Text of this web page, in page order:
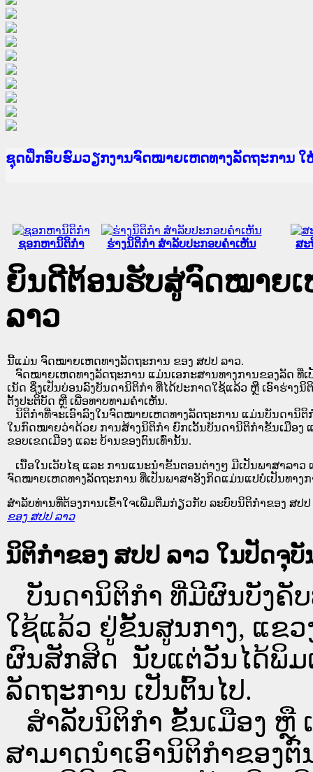
Ministry of Justice Lao PDR
ເຜີຍແຜ່ວັບໄຊຈົດໝາຍເຫດທາງລັດຖະການ ແລະ ແອັ
ກະຊວງຍຸຕິທຳ
ຊຸດຝຶກອົບຮົມວຽກງານຈົດໝາຍເຫດທາງລັດຖະການ
ກອງປະຊຸມທົບທວນຄືນການຈັດຕັ້ງປະຕິບັດວຽກງານຈົ
ຝຶກອົບຮົມ ຜູ່ປະສານງານວຽກງານຈົດໝາຍເຫດທາງລັ
ຝຶກອົບຮົມ ຜູ່ປະສານງານວຽກງານຈົດໝາຍເຫດທາງລັ
ເຜີຍແຜ່ແອັບກົດໝາຍລາວ ແລະ ເວັບໄຊຈົດໝາຍເຫດ
ເຜີຍແຜ່ແອັບກົດໝາຍລາວ ແລະ ເວັບໄຊຈົດໝາຍເຫດ
ຍົກລະດັບວຽກງານຈົດໝາຍເຫດທາງລັດຖະການໃຫ້ຜູ້
ຊຸດຝຶກອົບຮົມວຽກງານຈົດໝາຍເຫດທາງລັດຖະການ ໃ
ຊອກຫານິຕິກໍາ ຮ່າງນິຕິກໍາ ສໍາລັບປະກອບຄໍາເຫັນ ສະ
ຍິນດີຕ້ອນຮັບສູ່ຈົດໝາຍເ
ລາວ
ນີ້ແມ່ນ ຈົດໝາຍເຫດທາງລັດຖະການ ຂອງ ສປປ ລາວ.
ຈົດໝາຍເຫດທາງລັດຖະການ ແມ່ນ​ເອ​ກະ​ສານ​ທາງ​ການ​ຂອງ​ລັດ ທີ່​ເ
ເນັດ ຊຶ່ງ​ເປັນ​ບ່ອນ​ລົງ​ບັນ​ດາ​ນິ​ຕິ​ກຳ ທີ່ໄດ້ປະກາດໃຊ້ແລ້ວ ຫຼື ເອົາຮ່າງ
ຕັ້ງ​ປະ​ຕິ​ບັດ ຫຼື ເພື່ອທາບທາມຄໍາເຫັນ.
ນິ​ຕິ​ກຳ​ທີ່​ຈະ​ເອົາ​ລົງ​ໃນ​ຈົດ​ໝາຍ​ເຫດ​ທາງ​ລັດ​ຖະ​ການ ​ແມ່ນ​ບັນ​ດາ​ນິ​ຕິ​
ໃນ​ກົດ​ໝາຍ​ວ່າ​ດ້ວຍ​ ການ​ສ້າງ​ນິ​ຕິ​ກຳ ຍົກ​ເວັ້ນ​ບັນ​ດານິ​ຕິ​ກຳ​ຂັ້ນ​ເມືອງ
ຂອບ​ເຂດ​ເມືອງ ແລະ ບ້ານ​ຂອງ​ຕົນ​ເທົ່າ​ນັ້ນ.
ເນື້ອໃນ​ເວັບ​ໄຊ​ ແລະ ການແນະນໍາຂັ້ນຕອນຕ່າງໆ ມີເປັນພາສາລາວ
ຈົດໝາຍເຫດທາງລັດຖະການ ທີ່ເປັນພາສາອັງກິດແມ່ນແປບໍ່ເປັນທາງ
ສໍາລັບທ່ານທີ່ຕ້ອງການເຂົ້າໃຈເພີ່ມຕື່ມກ່ຽວກັບ ລະບົບນິຕິກຳຂອງ ສປປ
ຂອງ ສປປ ລາວ
ນິຕິກຳຂອງ ສປປ ລາວ ໃນປັດຈຸ
ບັນດານິຕິກໍາ ທີ່ມີຜົນບັງຄັ
ໃຊ້ແລ້ວ ຢູ່ຂັ້ນ​ສູນ​ກາງ, ແຂ
ຜົນສັກສິດ ນັບ​ແຕ່​ວັນໄດ້ພິມ
ລັດຖະການ ເປັນ​ຕົ້ນ​ໄປ.
ສຳລັບນິ​ຕິ​ກຳ ຂັ້ນເມືອງ ຫຼື
ສາມາດນຳເອົານິຕິກຳຂອງ